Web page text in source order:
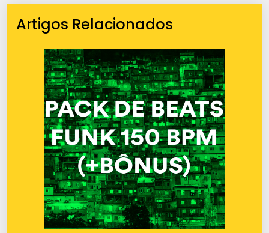
Artigos Relacionados